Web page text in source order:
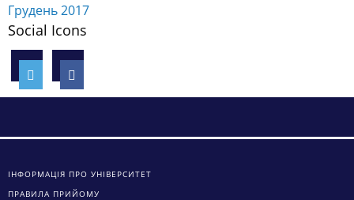
Грудень 2017
Social Icons
ІНФОРМАЦІЯ ПРО УНІВЕРСИТЕТ
ПРАВИЛА ПРИЙОМУ